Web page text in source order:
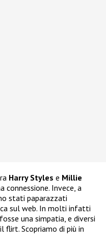
Harry Styles e Millie
connessione. Invece, a
stati paparazzati
sul web. In molti infatti
una simpatia, e diversi
flirt. Scopriamo di più in